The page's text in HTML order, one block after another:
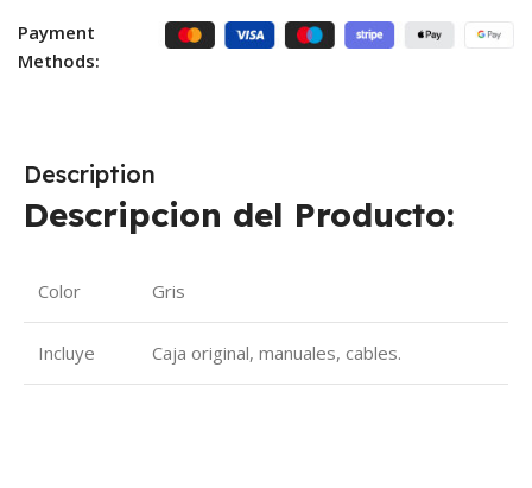
Payment
Methods:
Description
Descripcion del Producto:
Color Gris
Incluye Caja original, manuales, cables.